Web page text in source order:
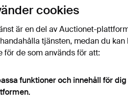
ST. Kosta …
BERTIL VALLIEN.
3 dagar
1 bud
53 USD
cookies
är en del av Auctionet-
tjänsten, medan du
för de som används för att:
funktioner och innehåll för